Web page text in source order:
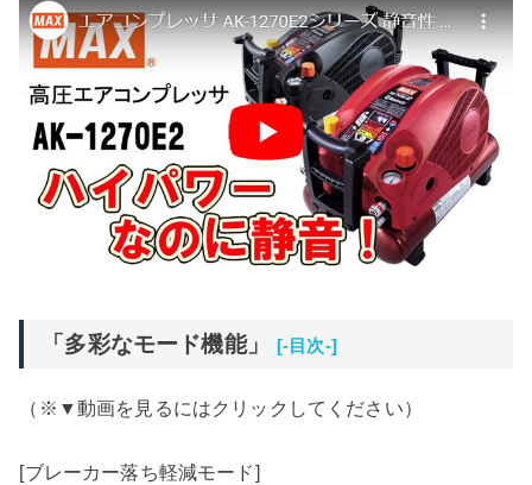
「多彩なモード機能」 [-目次-]
（※▼動画を見るにはクリックしてください）
[ブレーカー落ち軽減モード]